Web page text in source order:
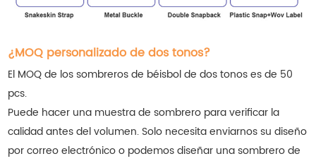
¿MOQ personalizado de dos tonos?
El MOQ de los sombreros de béisbol de dos tonos es de 50
pcs.
Puede hacer una muestra de sombrero para verificar la
calidad antes del volumen. Solo necesita enviarnos su diseño
por correo electrónico o podemos diseñar una sombrero de